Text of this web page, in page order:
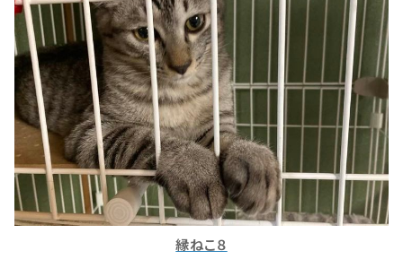
縁ねこ８